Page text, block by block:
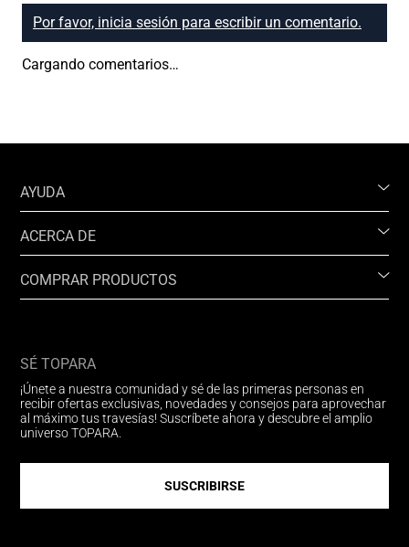
Por favor, inicia sesión para escribir un comentario.
Cargando comentarios…
AYUDA
ACERCA DE
COMPRAR PRODUCTOS
SÉ TOPARA
¡Únete a nuestra comunidad y sé de las primeras personas en
recibir ofertas exclusivas, novedades y consejos para aprovechar
al máximo tus travesías! Suscríbete ahora y descubre el amplio
universo TOPARA.
SUSCRIBIRSE